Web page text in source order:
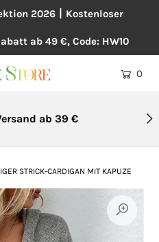
2026丨Kostenloser
ab 49 €, Code: HW10
0
ab 39 €
STRICK-CARDIGAN MIT KAPUZE